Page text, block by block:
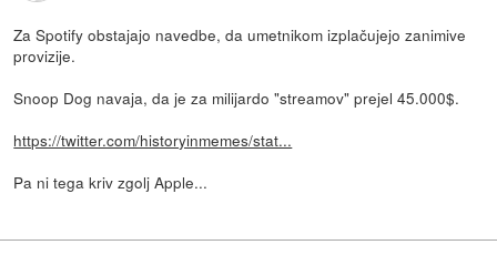
Za Spotify obstajajo navedbe, da umetnikom izplačujejo zanimive
provizije.
Snoop Dog navaja, da je za milijardo "streamov" prejel 45.000$.
https://twitter.com/historyinmemes/stat...
Pa ni tega kriv zgolj Apple...